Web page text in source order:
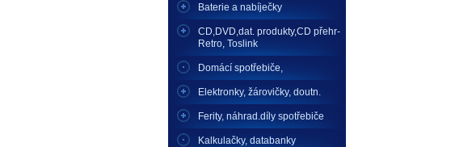
Baterie a nabíječky
CD,DVD,dat. produkty,CD přehr-
Retro, Toslink
Domácí spotřebiče,
Elektronky, žárovičky, doutn.
Ferity, náhrad.díly spotřebiče
Kalkulačky, databanky